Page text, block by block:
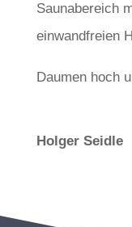
Saunabereich
einwandfreien
Daumen hoch
Holger Seidle